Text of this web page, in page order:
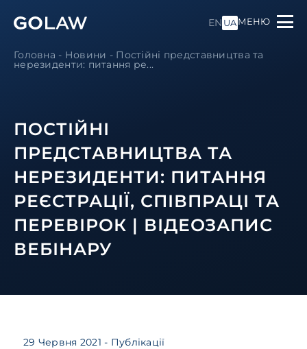
EN UAМЕНЮ
Головна - Новини - Постійні представництва та
нерезиденти: питання ре...
ПОСТІЙНІ
ПРЕДСТАВНИЦТВА ТА
НЕРЕЗИДЕНТИ: ПИТАННЯ
РЕЄСТРАЦІЇ, СПІВПРАЦІ ТА
ПЕРЕВІРОК | ВІДЕОЗАПИС
ВЕБІНАРУ
29 Червня 2021 - Публікації